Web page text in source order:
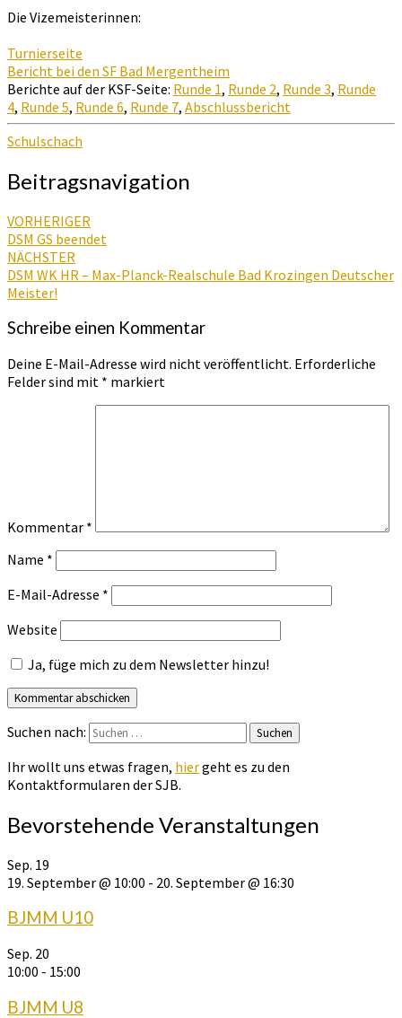
Die Vizemeisterinnen:
Turnierseite
Bericht bei den SF Bad Mergentheim
Berichte auf der KSF-Seite: Runde 1, Runde 2, Runde 3, Runde
4, Runde 5, Runde 6, Runde 7, Abschlussbericht
Schulschach
Beitragsnavigation
VORHERIGER
DSM GS beendet
NÄCHSTER
DSM WK HR – Max-Planck-Realschule Bad Krozingen Deutscher
Meister!
Schreibe einen Kommentar
Deine E-Mail-Adresse wird nicht veröffentlicht. Erforderliche
Felder sind mit * markiert
Kommentar *
Name *
E-Mail-Adresse *
Website
Ja, füge mich zu dem Newsletter hinzu!
Suchen nach: Suchen
Ihr wollt uns etwas fragen, hiergeht es zu den
Kontaktformularen der SJB.
Bevorstehende Veranstaltungen
Sep. 19
19. September @ 10:00 - 20. September @ 16:30
BJMM U10
Sep. 20
10:00 - 15:00
BJMM U8